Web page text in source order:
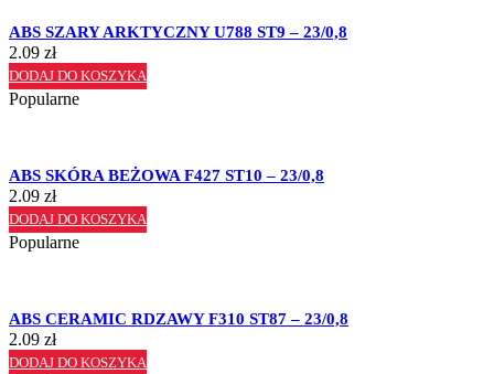
ABS SZARY ARKTYCZNY U788 ST9 – 23/0,8
2.09 zł
DODAJ DO KOSZYKA
Popularne
ABS SKÓRA BEŻOWA F427 ST10 – 23/0,8
2.09 zł
DODAJ DO KOSZYKA
Popularne
ABS CERAMIC RDZAWY F310 ST87 – 23/0,8
2.09 zł
DODAJ DO KOSZYKA